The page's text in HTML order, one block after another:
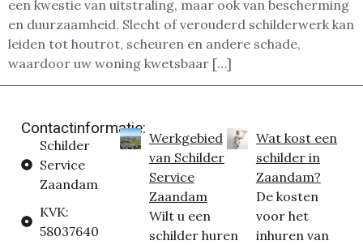
een kwestie van uitstraling, maar ook van bescherming
en duurzaamheid. Slecht of verouderd schilderwerk kan
leiden tot houtrot, scheuren en andere schade,
waardoor uw woning kwetsbaar […]
Contactinformatie:
Schilder
Service
Zaandam
KVK:
58037640
Werkgebied
van Schilder
Service
Zaandam
Wilt u een
schilder huren
Wat kost een
schilder in
Zaandam?
De kosten
voor het
inhuren van